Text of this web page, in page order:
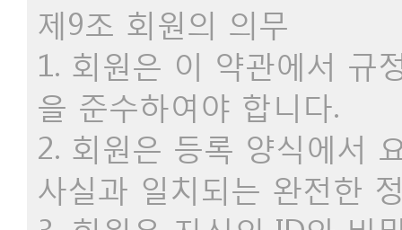
제9조 회원의 의무
1. 회원은 이 약관에서 규
을 준수하여야 합니다.
2. 회원은 등록 양식에서
사실과 일치되는 완전한